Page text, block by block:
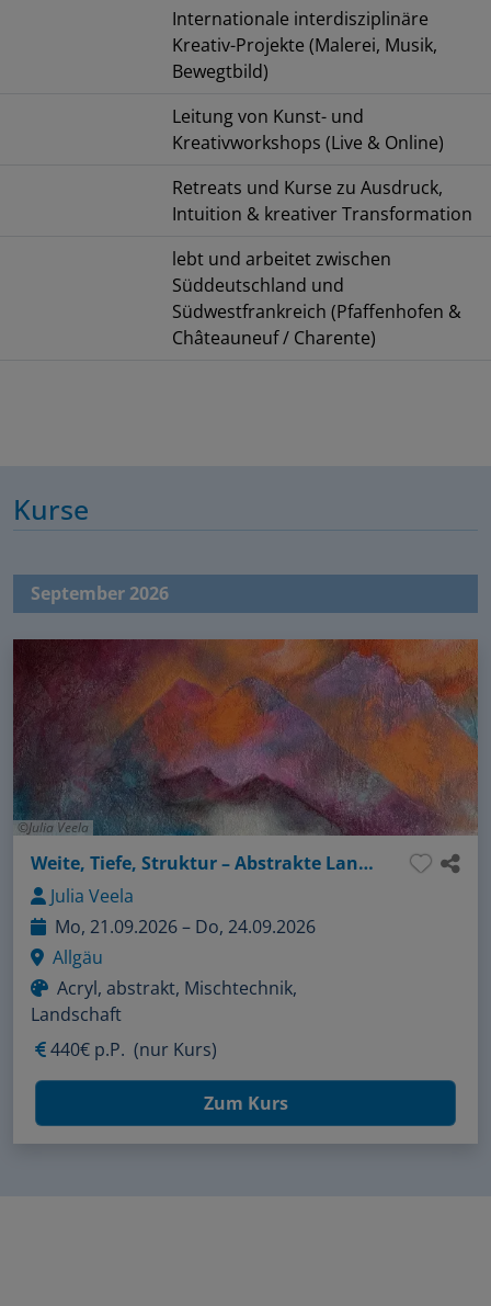
Internationale interdisziplinäre
Kreativ-Projekte (Malerei, Musik,
Bewegtbild)
Leitung von Kunst- und
Kreativworkshops (Live & Online)
Retreats und Kurse zu Ausdruck,
Intuition & kreativer Transformation
lebt und arbeitet zwischen
Süddeutschland und
Südwestfrankreich (Pfaffenhofen &
Châteauneuf / Charente)
Kurse
September 2026
Julia Veela
Weite, Tiefe, Struktur – Abstrakte Landschaften intuitiv erarbeiten
Julia Veela
Mo, 21.09.2026 – Do, 24.09.2026
Allgäu
Acryl, abstrakt, Mischtechnik,
Landschaft
440€ p.P. (nur Kurs)
Zum Kurs